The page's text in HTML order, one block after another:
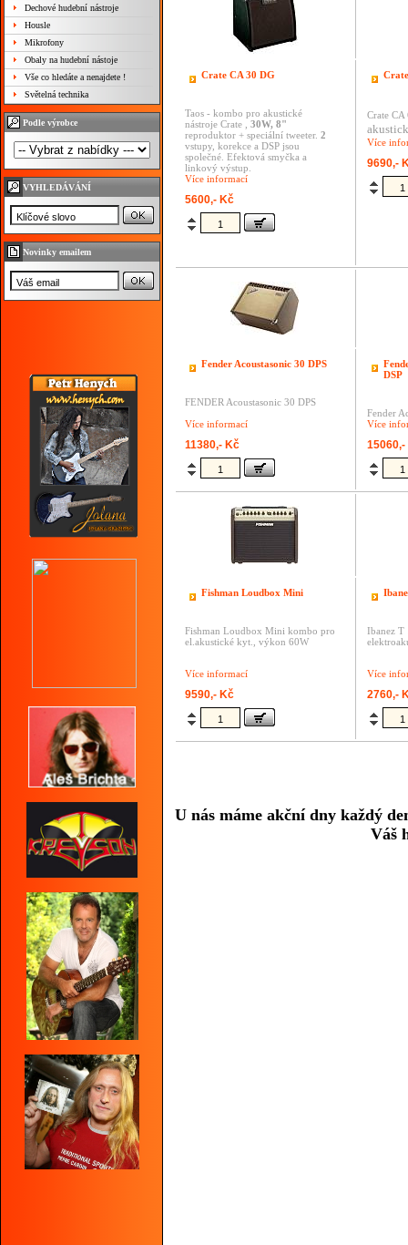
Dechové hudební nástroje
Housle
Mikrofony
Obaly na hudební nástoje
Vše co hledáte a nenajdete !
Světelná technika
Podle výrobce
VYHLEDÁVÁNÍ
Novinky emailem
Crate CA 30 DG
Taos - kombo pro akustické
nástroje Crate , 30W, 8"
reproduktor + speciální tweeter. 2
vstupy, korekce a DSP jsou
společné. Efektová smyčka a
linkový výstup.
Více informací
5600,- Kč
Crate
Více
9690,-
Fender Acoustasonic 30 DPS
FENDER Acoustasonic 30 DPS
Více informací
11380,- Kč
DSP
Fender
Více
Fishman Loudbox Mini
Fishman Loudbox Mini kombo pro
el.akustické kyt., výkon 60W
Více informací
9590,- Kč
Ibanez T
Více
2760,-
U nás máme akční dny každý
Váš